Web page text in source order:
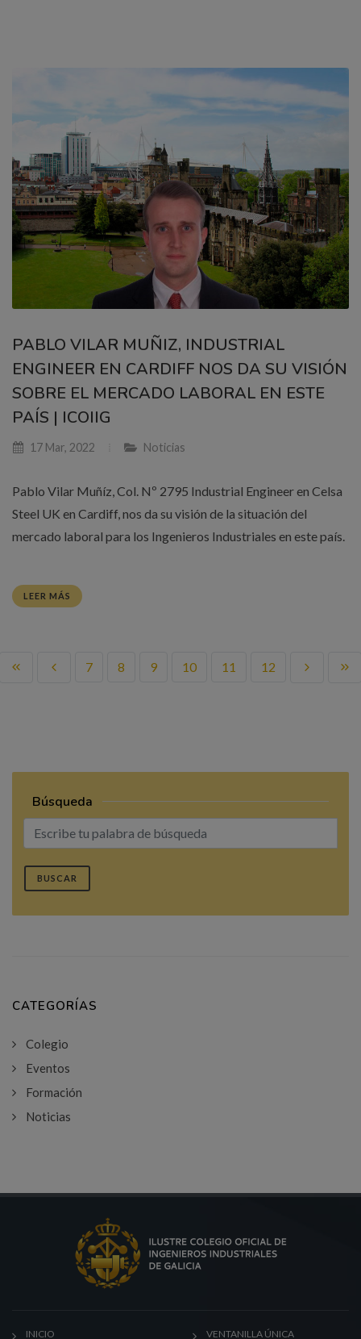
PABLO VILAR MUÑIZ, INDUSTRIAL
ENGINEER EN CARDIFF NOS DA SU VISIÓN
SOBRE EL MERCADO LABORAL EN ESTE
PAÍS | ICOIIG
17 Mar, 2022 Noticias
Pablo Vilar Muñíz, Col. Nº 2795 Industrial Engineer en Celsa
Steel UK en Cardiff, nos da su visión de la situación del
mercado laboral para los Ingenieros Industriales en este país.
LEER MÁS
7 8 9 10 11 12
Búsqueda
BUSCAR
CATEGORÍAS
Colegio
Eventos
Formación
Noticias
INICIO VENTANILLA ÚNICA